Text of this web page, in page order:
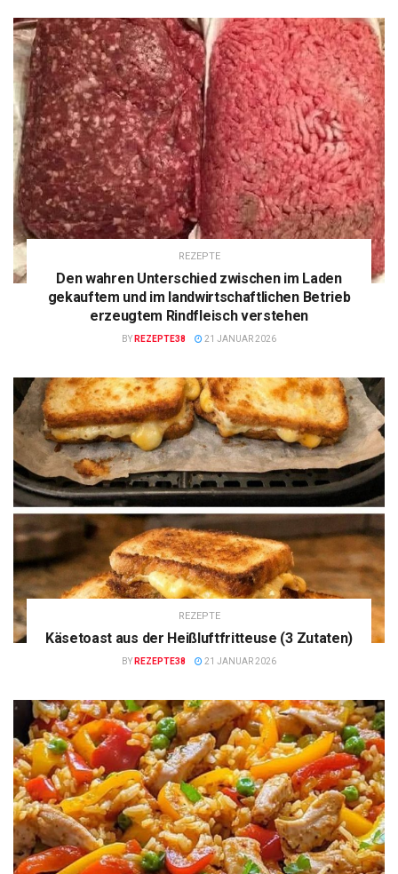
REZEPTE
Den wahren Unterschied zwischen im Laden
gekauftem und im landwirtschaftlichen Betrieb
erzeugtem Rindfleisch verstehen
BY REZEPTE38 21 JANUAR 2026
REZEPTE
Käsetoast aus der Heißluftfritteuse (3 Zutaten)
BY REZEPTE38 21 JANUAR 2026